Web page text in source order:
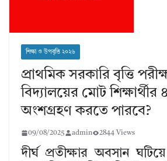
শিক্ষা ও উপবৃত্তি ২০২৬
প্রাথমিক সরকারি বৃত্তি
বিদ্যালয়ের মোট শিক্ষার্থীর
অংশগ্রহণ করতে পারবে?
09/08/2025 admin 2844 Views
দীর্ঘ প্রতীক্ষার অবসান